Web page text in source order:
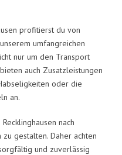
profitierst du von
umfangreichen
nur um den Transport
auch Zusatzleistungen
oder die
an.
nach
gestalten. Daher achten
und zuverlässig